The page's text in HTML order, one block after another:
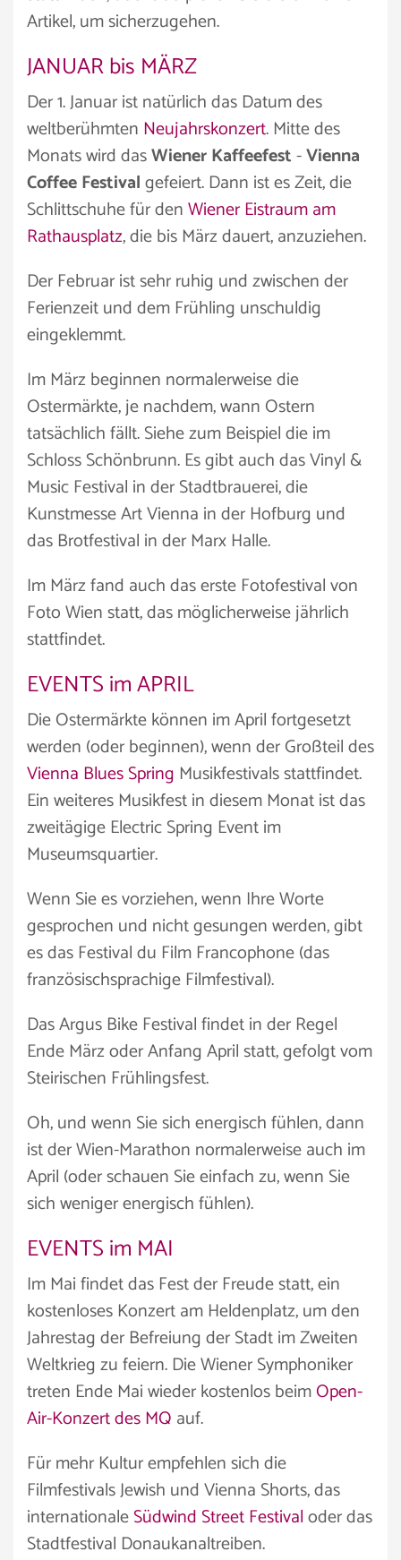
Artikel, um sicherzugehen.
JANUAR bis MÄRZ
Der 1. Januar ist natürlich das Datum des
weltberühmten Neujahrskonzert. Mitte des
Monats wird dasWiener Kaffeefest-Vienna
Coffee Festivalgefeiert. Dann ist es Zeit, die
Schlittschuhe für denWiener Eistraum am
Rathausplatz, die bis März dauert, anzuziehen.
Der Februar ist sehr ruhig und zwischen der
Ferienzeit und dem Frühling unschuldig
eingeklemmt.
Im März beginnen normalerweise die
Ostermärkte, je nachdem, wann Ostern
tatsächlich fällt. Siehe zum Beispiel die im
Schloss Schönbrunn. Es gibt auch das Vinyl &
Music Festival in der Stadtbrauerei, die
Kunstmesse Art Vienna in der Hofburg und
das Brotfestival in der Marx Halle.
Im März fand auch das erste Fotofestival von
Foto Wien statt, das möglicherweise jährlich
stattfindet.
EVENTS im APRIL
Die Ostermärkte können im April fortgesetzt
werden (oder beginnen), wenn der Großteil des
Vienna Blues Spring Musikfestivals stattfindet.
Ein weiteres Musikfest in diesem Monat ist das
zweitägige Electric Spring Event im
Museumsquartier.
Wenn Sie es vorziehen, wenn Ihre Worte
gesprochen und nicht gesungen werden, gibt
es das Festival du Film Francophone (das
französischsprachige Filmfestival).
Das Argus Bike Festival findet in der Regel
Ende März oder Anfang April statt, gefolgt vom
Steirischen Frühlingsfest.
Oh, und wenn Sie sich energisch fühlen, dann
ist der Wien-Marathon normalerweise auch im
April (oder schauen Sie einfach zu, wenn Sie
sich weniger energisch fühlen).
EVENTS im MAI
Im Mai findet das Fest der Freude statt, ein
kostenloses Konzert am Heldenplatz, um den
Jahrestag der Befreiung der Stadt im Zweiten
Weltkrieg zu feiern. Die Wiener Symphoniker
treten Ende Mai wieder kostenlos beimOpen-
Air-Konzert des MQ auf.
Für mehr Kultur empfehlen sich die
Filmfestivals Jewish und Vienna Shorts, das
internationaleSüdwind Street Festivaloder das
Stadtfestival Donaukanaltreiben.